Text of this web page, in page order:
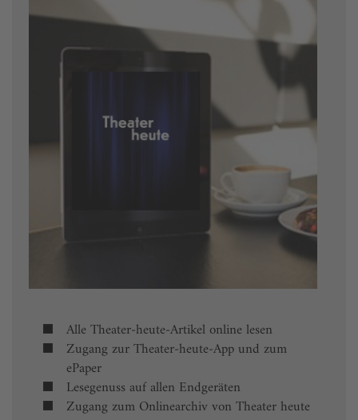
Alle Theater-heute-Artikel online lesen
Zugang zur Theater-heute-App und zum
ePaper
Lesegenuss auf allen Endgeräten
Zugang zum Onlinearchiv von Theater heute